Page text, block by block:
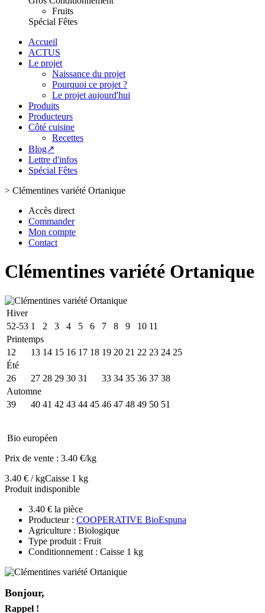
Fruits
Spécial Fêtes
Accueil
ACTUS
Le projet
Naissance du projet
Pourquoi ce projet ?
Le projet aujourd'hui
Produits
Producteurs
Côté cuisine
Recettes
Blog↗
Lettre d'infos
Spécial Fêtes
> Clémentines variété Ortanique
Accès direct
Commander
Mon compte
Contact
Clémentines variété Ortanique
Hiver
52-53 1 2 3 4 5 6 7 8 9 10 11
Printemps
12
13 14 15 16 17 18 19 20 21 22 23 24 25
Été
26
27 28 29 30 31 33 34 35 36 37 38
Automne
39
40 41 42 43 44 45 46 47 48 49 50 51
Bio européen
Prix de vente : 3.40 €/kg
3.40 € / kgCaisse 1 kg
Produit indisponible
3.40 € la pièce
Producteur : COOPERATIVE BioEspuna
Agriculture : Biologique
Type produit : Fruit
Conditionnement : Caisse 1 kg
Bonjour,
Rappel !